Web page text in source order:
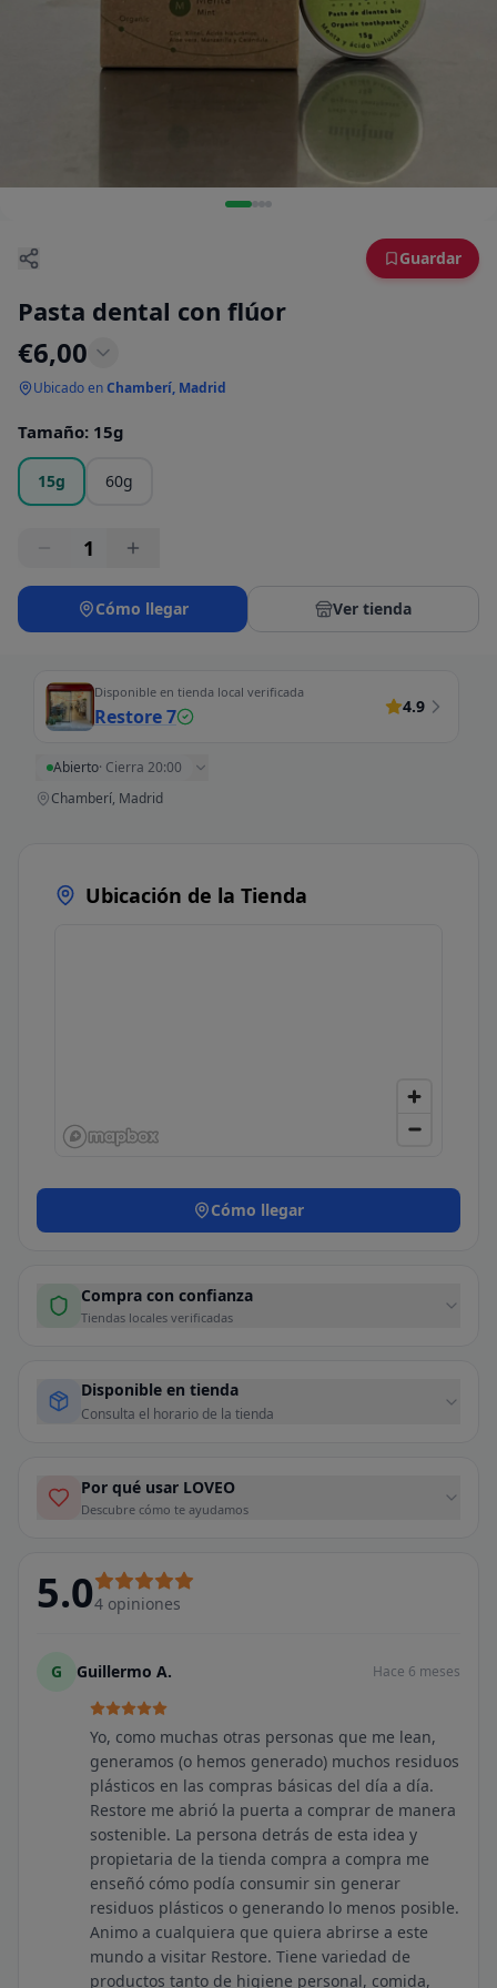
Guardar
Pasta dental con flúor
€6,00
Ubicado enChamberí, Madrid
Tamaño: 15g
15g 60g
1
Cómo llegar Ver tienda
Disponible en tienda local verificada
Restore 7 4.9
Abierto· Cierra 20:00
Chamberí, Madrid
Ubicación de la Tienda
Cómo llegar
Compra con confianza
Tiendas locales verificadas
Disponible en tienda
Consulta el horario de la tienda
Por qué usar LOVEO
Descubre cómo te ayudamos
5.04 opiniones
G Guillermo A. Hace 6 meses
Yo, como muchas otras personas que me lean,
generamos (o hemos generado) muchos residuos
plásticos en las compras básicas del día a día.
Restore me abrió la puerta a comprar de manera
sostenible. La persona detrás de esta idea y
propietaria de la tienda compra a compra me
enseñó cómo podía consumir sin generar
residuos plásticos o generando lo menos posible.
Animo a cualquiera que quiera abrirse a este
mundo a visitar Restore. Tiene variedad de
productos tanto de higiene personal, comida,